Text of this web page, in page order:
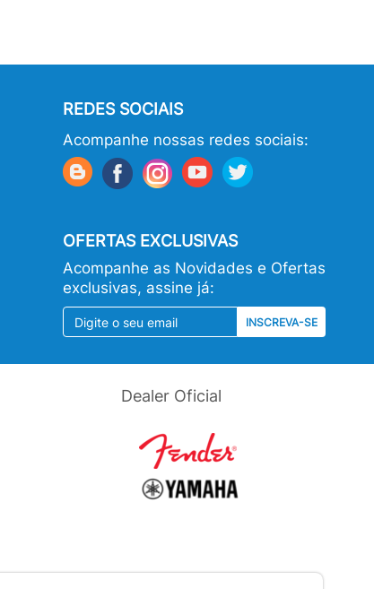
REDES SOCIAIS
Acompanhe nossas redes sociais:
OFERTAS EXCLUSIVAS
Acompanhe as Novidades e Ofertas
exclusivas, assine já:
INSCREVA-SE
Dealer Oficial